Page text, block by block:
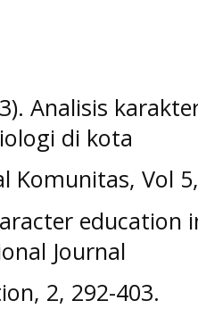
Analisis
di kota
Komunitas, Vol
Journal
2, 292-403.